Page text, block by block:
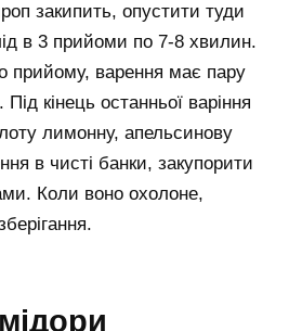
закипить, опустити туди
в 3 прийоми по 7-8 хвилин.
прийому, варення має пару
кінець останньої варіння
лимонну, апельсинову
в чисті банки, закупорити
Коли воно охолоне,